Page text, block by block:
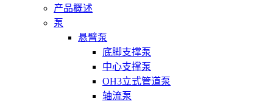
产品概述
泵
悬臂泵
底脚支撑泵
中心支撑泵
OH3立式管道泵
轴流泵